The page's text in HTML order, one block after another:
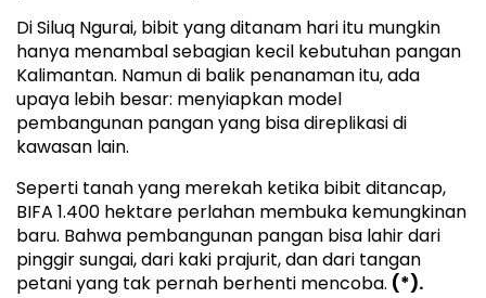
Di Siluq Ngurai, bibit yang ditanam hari itu mungkin
hanya menambal sebagian kecil kebutuhan pangan
Kalimantan. Namun di balik penanaman itu, ada
upaya lebih besar: menyiapkan model
pembangunan pangan yang bisa direplikasi di
kawasan lain.
Seperti tanah yang merekah ketika bibit ditancap,
BIFA 1.400 hektare perlahan membuka kemungkinan
baru. Bahwa pembangunan pangan bisa lahir dari
pinggir sungai, dari kaki prajurit, dan dari tangan
petani yang tak pernah berhenti mencoba. (*).